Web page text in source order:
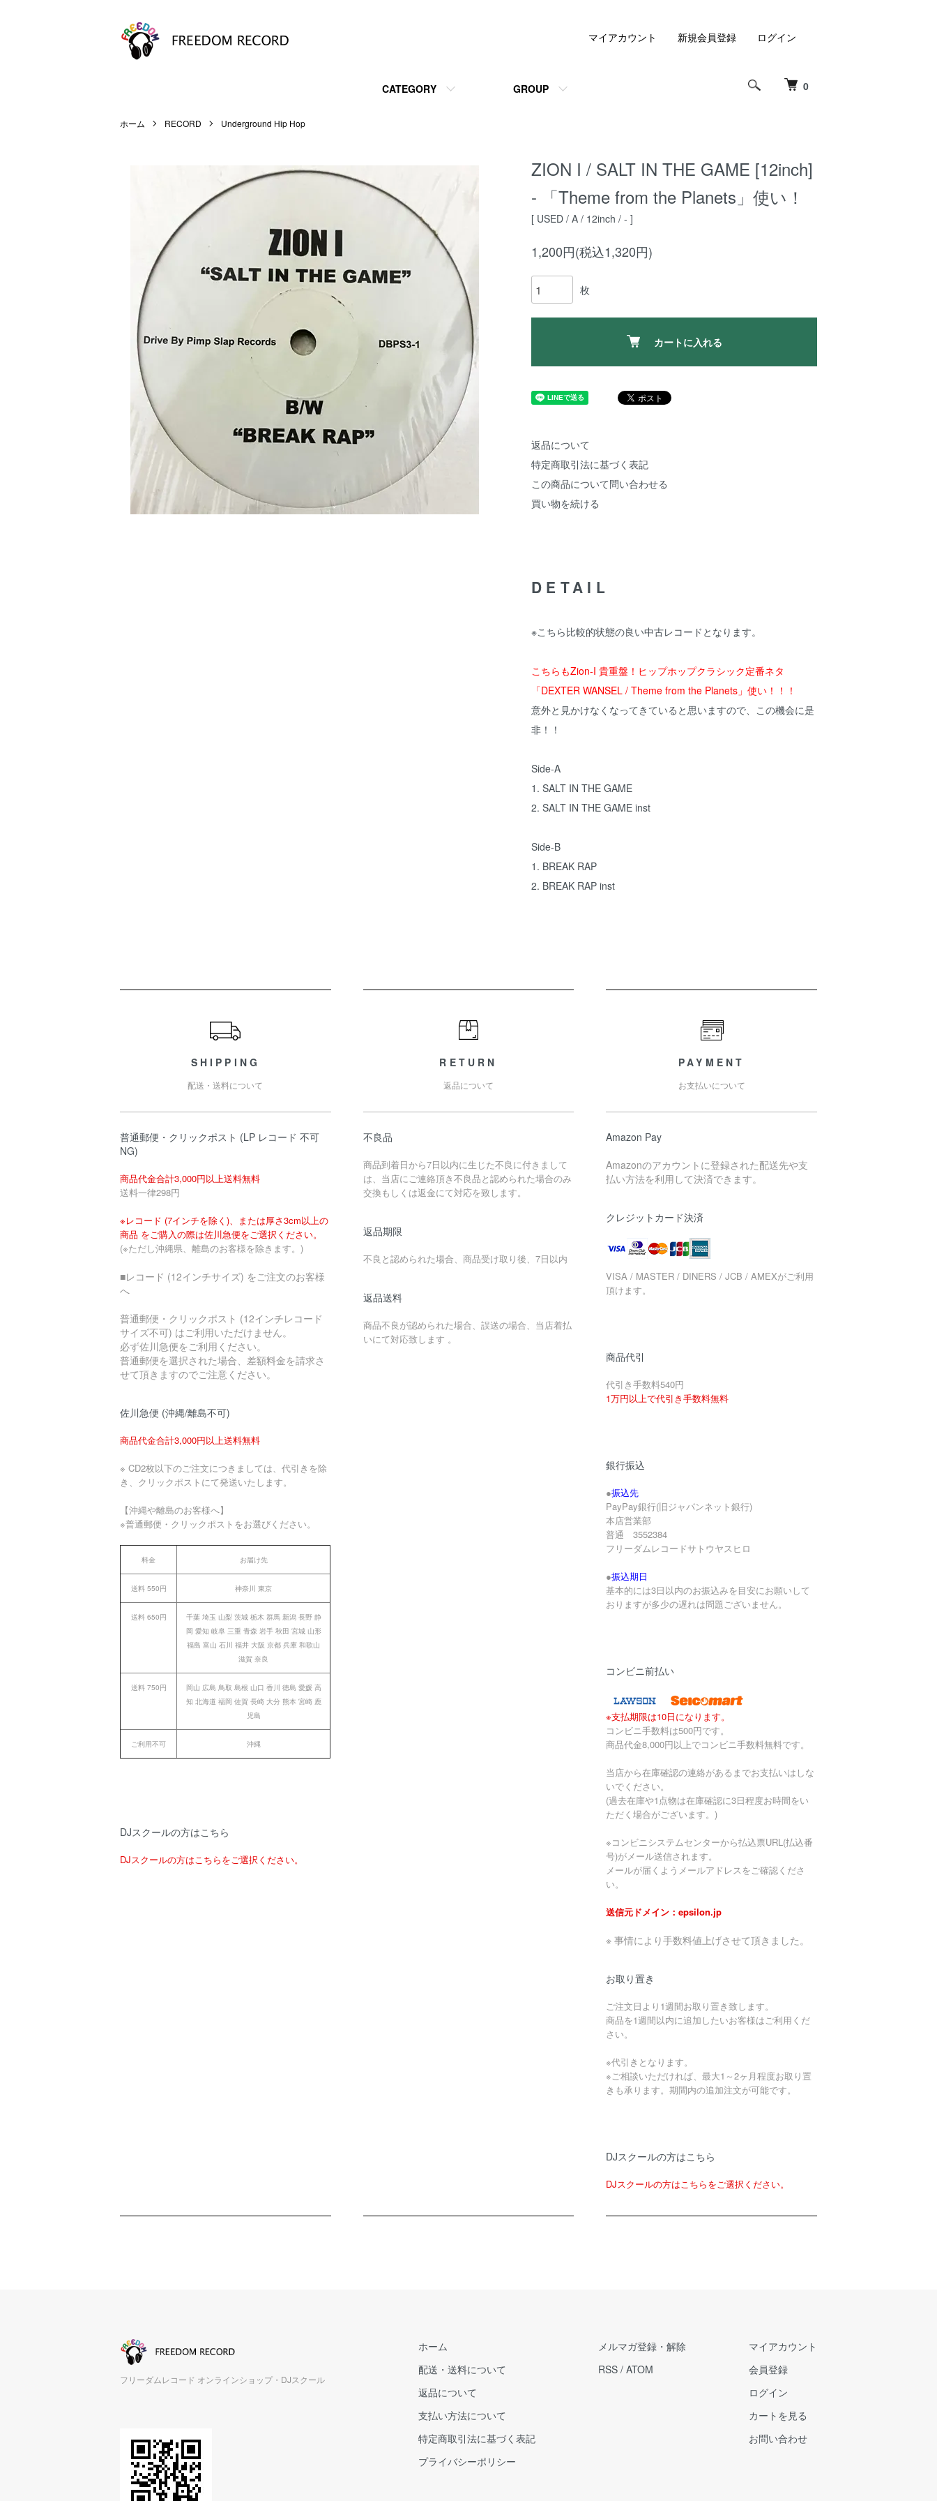
0
CATEGORY GROUP
マイアカウント 新規会員登録 ログイン
ホーム RECORD Underground Hip Hop
ZION I / SALT IN THE GAME [12inch]
- 「Theme from the Planets」使い！
[ USED / A / 12inch / - ]
1,200円(税込1,320円)
枚
カートに入れる
返品について
特定商取引法に基づく表記
この商品について問い合わせる
買い物を続ける
DETAIL
※こちら比較的状態の良い中古レコードとなります。
こちらもZion-I 貴重盤！ヒップホップクラシック定番ネタ
「DEXTER WANSEL / Theme from the Planets」使い！！！
意外と見かけなくなってきていると思いますので、この機会に是
非！！
Side-A
1. SALT IN THE GAME
2. SALT IN THE GAME inst
Side-B
1. BREAK RAP
2. BREAK RAP inst
SHIPPING
配送・送料について
普通郵便・クリックポスト (LP レコード 不可
NG)
商品代金合計3,000円以上送料無料
送料一律298円
※レコード (7インチを除く)、または厚さ3cm以上の
商品 をご購入の際は佐川急便をご選択ください。
(※ただし沖縄県、離島のお客様を除きます。)
■レコード (12インチサイズ) をご注文のお客様
へ
普通郵便・クリックポスト (12インチレコード
サイズ不可) はご利用いただけません。
必ず佐川急便をご利用ください。
普通郵便を選択された場合、差額料金を請求さ
せて頂きますのでご注意ください。
佐川急便 (沖縄/離島不可)
商品代金合計3,000円以上送料無料
※ CD2枚以下のご注文につきましては、代引きを除
き、クリックポストにて発送いたします。
【沖縄や離島のお客様へ】
※普通郵便・クリックポストをお選びください。
料金 お届け先
送料 550円 神奈川 東京
送料 650円
千葉 埼玉 山梨 茨城 栃木 群馬 新潟 長野 静
岡 愛知 岐阜 三重 青森 岩手 秋田 宮城 山形
福島 富山 石川 福井 大阪 京都 兵庫 和歌山
滋賀 奈良
送料 750円
岡山 広島 鳥取 島根 山口 香川 徳島 愛媛 高
知 北海道 福岡 佐賀 長崎 大分 熊本 宮崎 鹿
児島
ご利用不可 沖縄
DJスクールの方はこちら
DJスクールの方はこちらをご選択ください。
RETURN
返品について
不良品
商品到着日から7日以内に生じた不良に付きまして
は、当店にご連絡頂き不良品と認められた場合のみ
交換もしくは返金にて対応を致します。
返品期限
不良と認められた場合、商品受け取り後、7日以内
返品送料
商品不良が認められた場合、誤送の場合、当店着払
いにて対応致します 。
PAYMENT
お支払いについて
Amazon Pay
Amazonのアカウントに登録された配送先や支
払い方法を利用して決済できます。
クレジットカード決済
VISA / MASTER / DINERS / JCB / AMEXがご利用
頂けます。
商品代引
代引き手数料540円
1万円以上で代引き手数料無料
銀行振込
●振込先
PayPay銀行(旧ジャパンネット銀行)
本店営業部
普通 3552384
フリーダムレコードサトウヤスヒロ
●振込期日
基本的には3日以内のお振込みを目安にお願いして
おりますが多少の遅れは問題ございません。
コンビニ前払い
※支払期限は10日になります。
コンビニ手数料は500円です。
商品代金8,000円以上でコンビニ手数料無料です。
当店から在庫確認の連絡があるまでお支払いはしな
いでください。
(過去在庫や1点物は在庫確認に3日程度お時間をい
ただく場合がございます。)
※コンビニシステムセンターから払込票URL(払込番
号)がメール送信されます。
メールが届くようメールアドレスをご確認くださ
い。
送信元ドメイン：epsilon.jp
※ 事情により手数料値上げさせて頂きました。
お取り置き
ご注文日より1週間お取り置き致します。
商品を1週間以内に追加したいお客様はご利用くだ
さい。
※代引きとなります。
※ご相談いただければ、最大1～2ヶ月程度お取り置
きも承ります。期間内の追加注文が可能です。
DJスクールの方はこちら
DJスクールの方はこちらをご選択ください。
フリーダムレコード オンラインショップ・DJスクール
ホーム
配送・送料について
返品について
支払い方法について
特定商取引法に基づく表記
プライバシーポリシー
メルマガ登録・解除
RSS / ATOM
マイアカウント
会員登録
ログイン
カートを見る
お問い合わせ